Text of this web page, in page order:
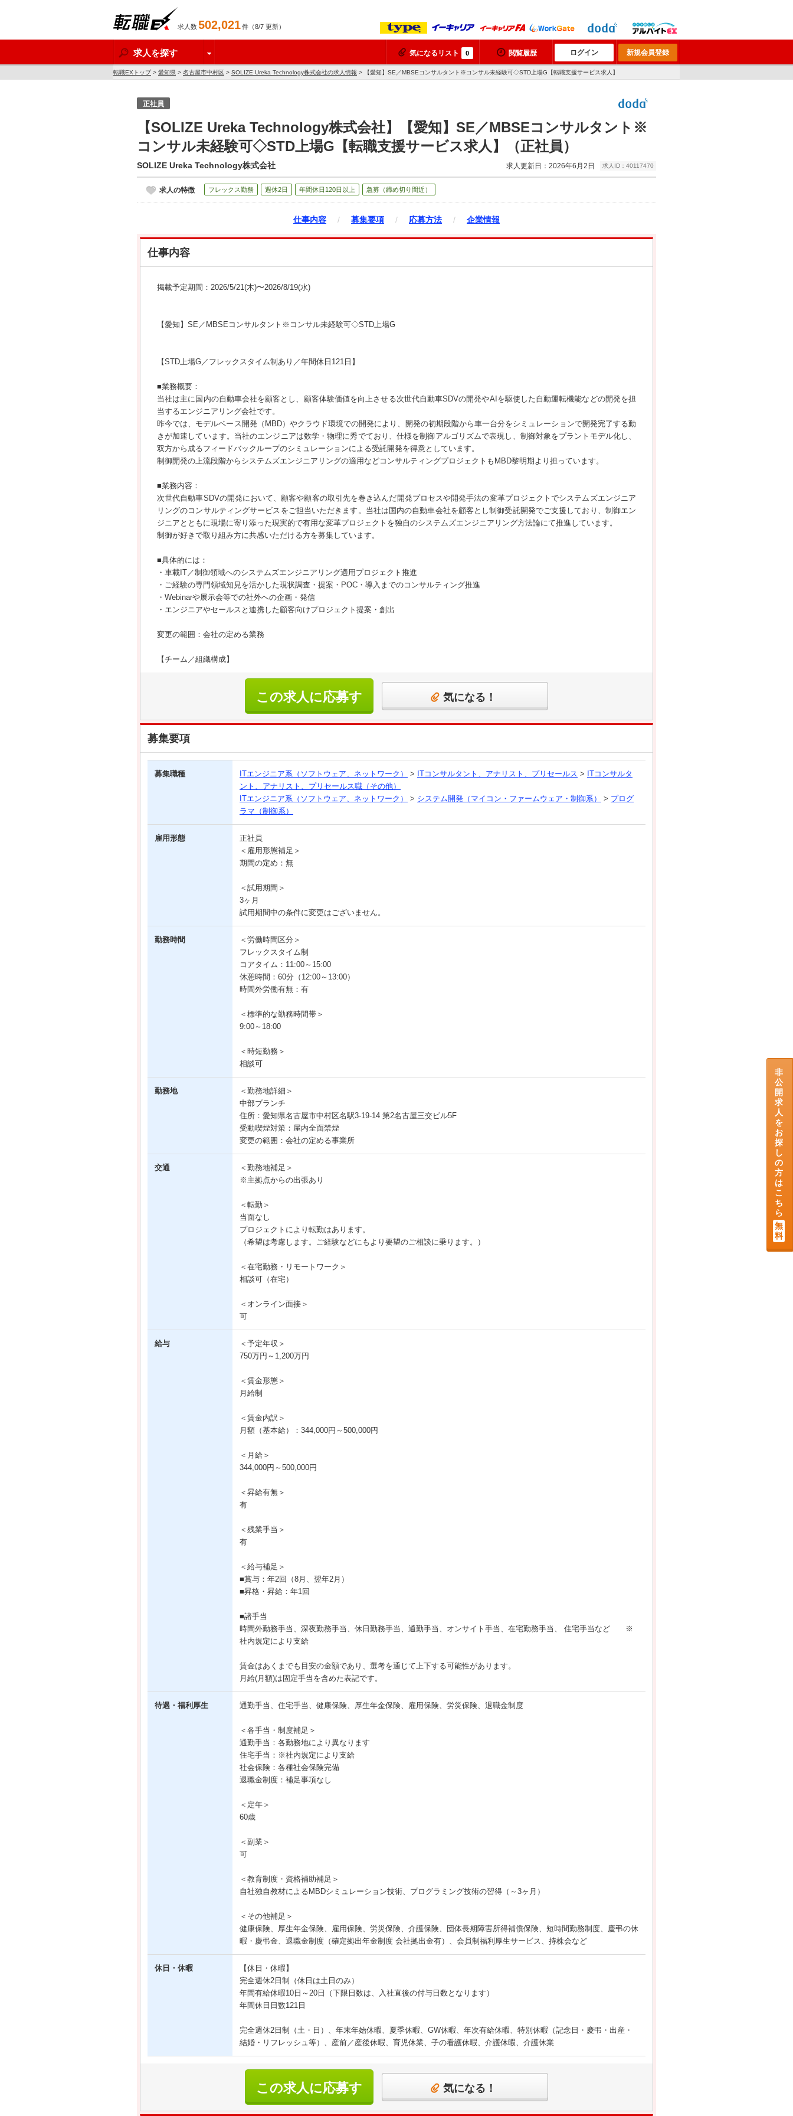
求人数502,021件（8/7 更新）
求人を探す 気になるリスト 0 閲覧履歴 ログイン 新規会員登録
転職EXトップ> 愛知県 > 名古屋市中村区 > SOLIZE Ureka Technology株式会社の求人情報 > 【愛知】SE／MBSEコンサルタント※コンサル未経験可◇STD上場G【転職支援サービス求人】
正社員
【SOLIZE Ureka Technology株式会社】【愛知】SE／MBSEコンサルタント※
コンサル未経験可◇STD上場G【転職支援サービス求人】（正社員）
SOLIZE Ureka Technology株式会社 求人更新日：2026年6月2日 求人ID：40117470
求人の特徴 フレックス勤務 週休2日 年間休日120日以上 急募（締め切り間近）
仕事内容 / 募集要項 / 応募方法 / 企業情報
仕事内容
掲載予定期間：2026/5/21(木)〜2026/8/19(水)
【愛知】SE／MBSEコンサルタント※コンサル未経験可◇STD上場G
【STD上場G／フレックスタイム制あり／年間休日121日】
■業務概要：
当社は主に国内の自動車会社を顧客とし、顧客体験価値を向上させる次世代自動車SDVの開発やAIを駆使した自動運転機能などの開発を担
当するエンジニアリング会社です。
昨今では、モデルベース開発（MBD）やクラウド環境での開発により、開発の初期段階から車一台分をシミュレーションで開発完了する動
きが加速しています。当社のエンジニアは数学・物理に秀でており、仕様を制御アルゴリズムで表現し、制御対象をプラントモデル化し、
双方から成るフィードバックループのシミュレーションによる受託開発を得意としています。
制御開発の上流段階からシステムズエンジニアリングの適用などコンサルティングプロジェクトもMBD黎明期より担っています。
■業務内容：
次世代自動車SDVの開発において、顧客や顧客の取引先を巻き込んだ開発プロセスや開発手法の変革プロジェクトでシステムズエンジニア
リングのコンサルティングサービスをご担当いただきます。当社は国内の自動車会社を顧客とし制御受託開発でご支援しており、制御エン
ジニアとともに現場に寄り添った現実的で有用な変革プロジェクトを独自のシステムズエンジニアリング方法論にて推進しています。
制御が好きで取り組み方に共感いただける方を募集しています。
■具体的には：
・車載IT／制御領域へのシステムズエンジニアリング適用プロジェクト推進
・ご経験の専門領域知見を活かした現状調査・提案・POC・導入までのコンサルティング推進
・Webinarや展示会等での社外への企画・発信
・エンジニアやセールスと連携した顧客向けプロジェクト提案・創出
変更の範囲：会社の定める業務
【チーム／組織構成】
この求人に応募す
る
気になる！
募集要項
募集職種 ITエンジニア系（ソフトウェア、ネットワーク） > ITコンサルタント、アナリスト、プリセールス > ITコンサルタ
ント、アナリスト、プリセールス職（その他）
ITエンジニア系（ソフトウェア、ネットワーク）
> システム開発（マイコン・ファームウェア・制御系） > プログ
ラマ（制御系）
雇用形態
正社員
＜雇用形態補足＞
期間の定め：無
＜試用期間＞
3ヶ月
試用期間中の条件に変更はございません。
勤務時間
＜労働時間区分＞
フレックスタイム制
コアタイム：11:00～15:00
休憩時間：60分（12:00～13:00）
時間外労働有無：有
＜標準的な勤務時間帯＞
9:00～18:00
＜時短勤務＞
相談可
勤務地
＜勤務地詳細＞
中部ブランチ
住所：愛知県名古屋市中村区名駅3-19-14 第2名古屋三交ビル5F
受動喫煙対策：屋内全面禁煙
変更の範囲：会社の定める事業所
交通
＜勤務地補足＞
※主拠点からの出張あり
＜転勤＞
当面なし
プロジェクトにより転勤はあります。
（希望は考慮します。ご経験などにもより要望のご相談に乗ります。）
＜在宅勤務・リモートワーク＞
相談可（在宅）
＜オンライン面接＞
可
給与
＜予定年収＞
750万円～1,200万円
＜賃金形態＞
月給制
＜賃金内訳＞
月額（基本給）：344,000円～500,000円
＜月給＞
344,000円～500,000円
＜昇給有無＞
有
＜残業手当＞
有
＜給与補足＞
■賞与：年2回（8月、翌年2月）
■昇格・昇給：年1回
■諸手当
時間外勤務手当、深夜勤務手当、休日勤務手当、通勤手当、オンサイト手当、在宅勤務手当、 住宅手当など ※
社内規定により支給
賃金はあくまでも目安の金額であり、選考を通じて上下する可能性があります。
月給(月額)は固定手当を含めた表記です。
待遇・福利厚生 通勤手当、住宅手当、健康保険、厚生年金保険、雇用保険、労災保険、退職金制度
＜各手当・制度補足＞
通勤手当：各勤務地により異なります
住宅手当：※社内規定により支給
社会保険：各種社会保険完備
退職金制度：補足事項なし
＜定年＞
60歳
＜副業＞
可
＜教育制度・資格補助補足＞
自社独自教材によるMBDシミュレーション技術、プログラミング技術の習得（～3ヶ月）
＜その他補足＞
健康保険、厚生年金保険、雇用保険、労災保険、介護保険、団体長期障害所得補償保険、短時間勤務制度、慶弔の休
暇・慶弔金、退職金制度（確定拠出年金制度 会社拠出金有）、会員制福利厚生サービス、持株会など
休日・休暇
【休日・休暇】
完全週休2日制（休日は土日のみ）
年間有給休暇10日～20日（下限日数は、入社直後の付与日数となります）
年間休日日数121日
完全週休2日制（土・日）、年末年始休暇、夏季休暇、GW休暇、年次有給休暇、特別休暇（記念日・慶弔・出産・
結婚・リフレッシュ等）、産前／産後休暇、育児休業、子の看護休暇、介護休暇、介護休業
この求人に応募す
気になる！
非
公
開
求
人
を
お
探
し
の
方
は
こ
ち
ら
無
料